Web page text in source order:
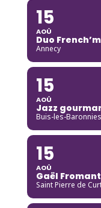
15
AOÛ
Duo
Annecy
15
AOÛ
Jazz
Buis-les-Baronnies
15
AOÛ
Gaël
Saint Pierre de